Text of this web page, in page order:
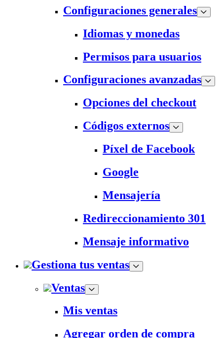
Configuraciones generales
Idiomas y monedas
Permisos para usuarios
Configuraciones avanzadas
Opciones del checkout
Códigos externos
Píxel de Facebook
Google
Mensajería
Redireccionamiento 301
Mensaje informativo
Gestiona tus ventas
Ventas
Mis ventas
Agregar orden de compra